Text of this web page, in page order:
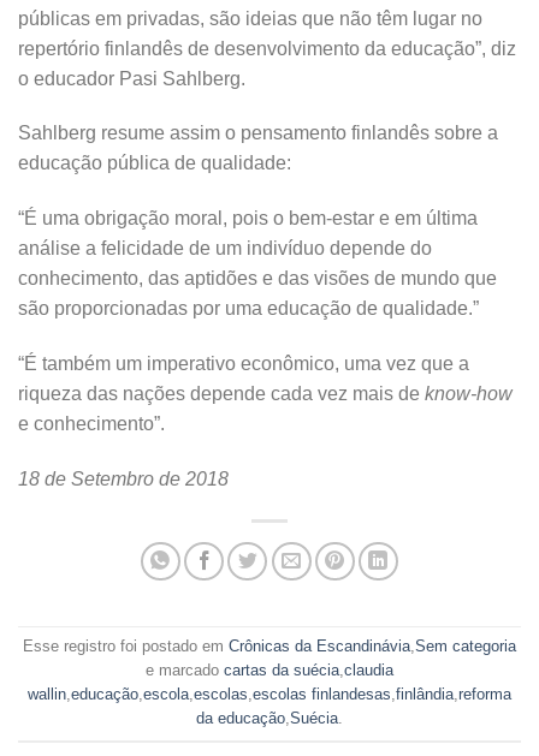
públicas em privadas, são ideias que não têm lugar no
repertório finlandês de desenvolvimento da educação”, diz
o educador Pasi Sahlberg.
Sahlberg resume assim o pensamento finlandês sobre a
educação pública de qualidade:
“É uma obrigação moral, pois o bem-estar e em última
análise a felicidade de um indivíduo depende do
conhecimento, das aptidões e das visões de mundo que
são proporcionadas por uma educação de qualidade.”
“É também um imperativo econômico, uma vez que a
riqueza das nações depende cada vez mais de know-how
e conhecimento”.
18 de Setembro de 2018
Esse registro foi postado em Crônicas da Escandinávia,Sem categoria
e marcado cartas da suécia,claudia
wallin,educação,escola,escolas,escolas finlandesas,finlândia,reforma
da educação,Suécia.